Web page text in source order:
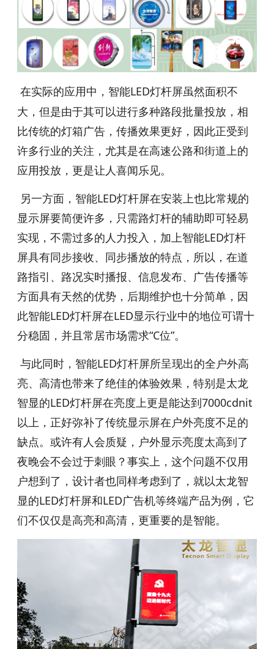
在实际的应用中，智能LED灯杆屏虽然面积不
大，但是由于其可以进行多种路段批量投放，相
比传统的灯箱广告，传播效果更好，因此正受到
许多行业的关注，尤其是在高速公路和街道上的
应用投放，更是让人喜闻乐见。
另一方面，智能LED灯杆屏在安装上也比常规的
显示屏要简便许多，只需路灯杆的辅助即可轻易
实现，不需过多的人力投入，加上智能LED灯杆
屏具有同步接收、同步播放的特点，所以，在道
路指引、路况实时播报、信息发布、广告传播等
方面具有天然的优势，后期维护也十分简单，因
此智能LED灯杆屏在LED显示行业中的地位可谓十
分稳固，并且常居市场需求“C位”。
与此同时，智能LED灯杆屏所呈现出的全户外高
亮、高清也带来了绝佳的体验效果，特别是太龙
智显的LED灯杆屏在亮度上更是能达到7000cdnit
以上，正好弥补了传统显示屏在户外亮度不足的
缺点。或许有人会质疑，户外显示亮度太高到了
夜晚会不会过于刺眼？事实上，这个问题不仅用
户想到了，设计者也同样考虑到了，就以太龙智
显的LED灯杆屏和LED广告机等终端产品为例，它
们不仅仅是高亮和高清，更重要的是智能。